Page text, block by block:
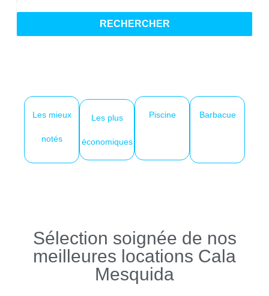
RECHERCHER
Les mieux
notés
Les plus
économiques
Piscine Barbacue
Sélection soignée de nos
meilleures locations Cala
Mesquida